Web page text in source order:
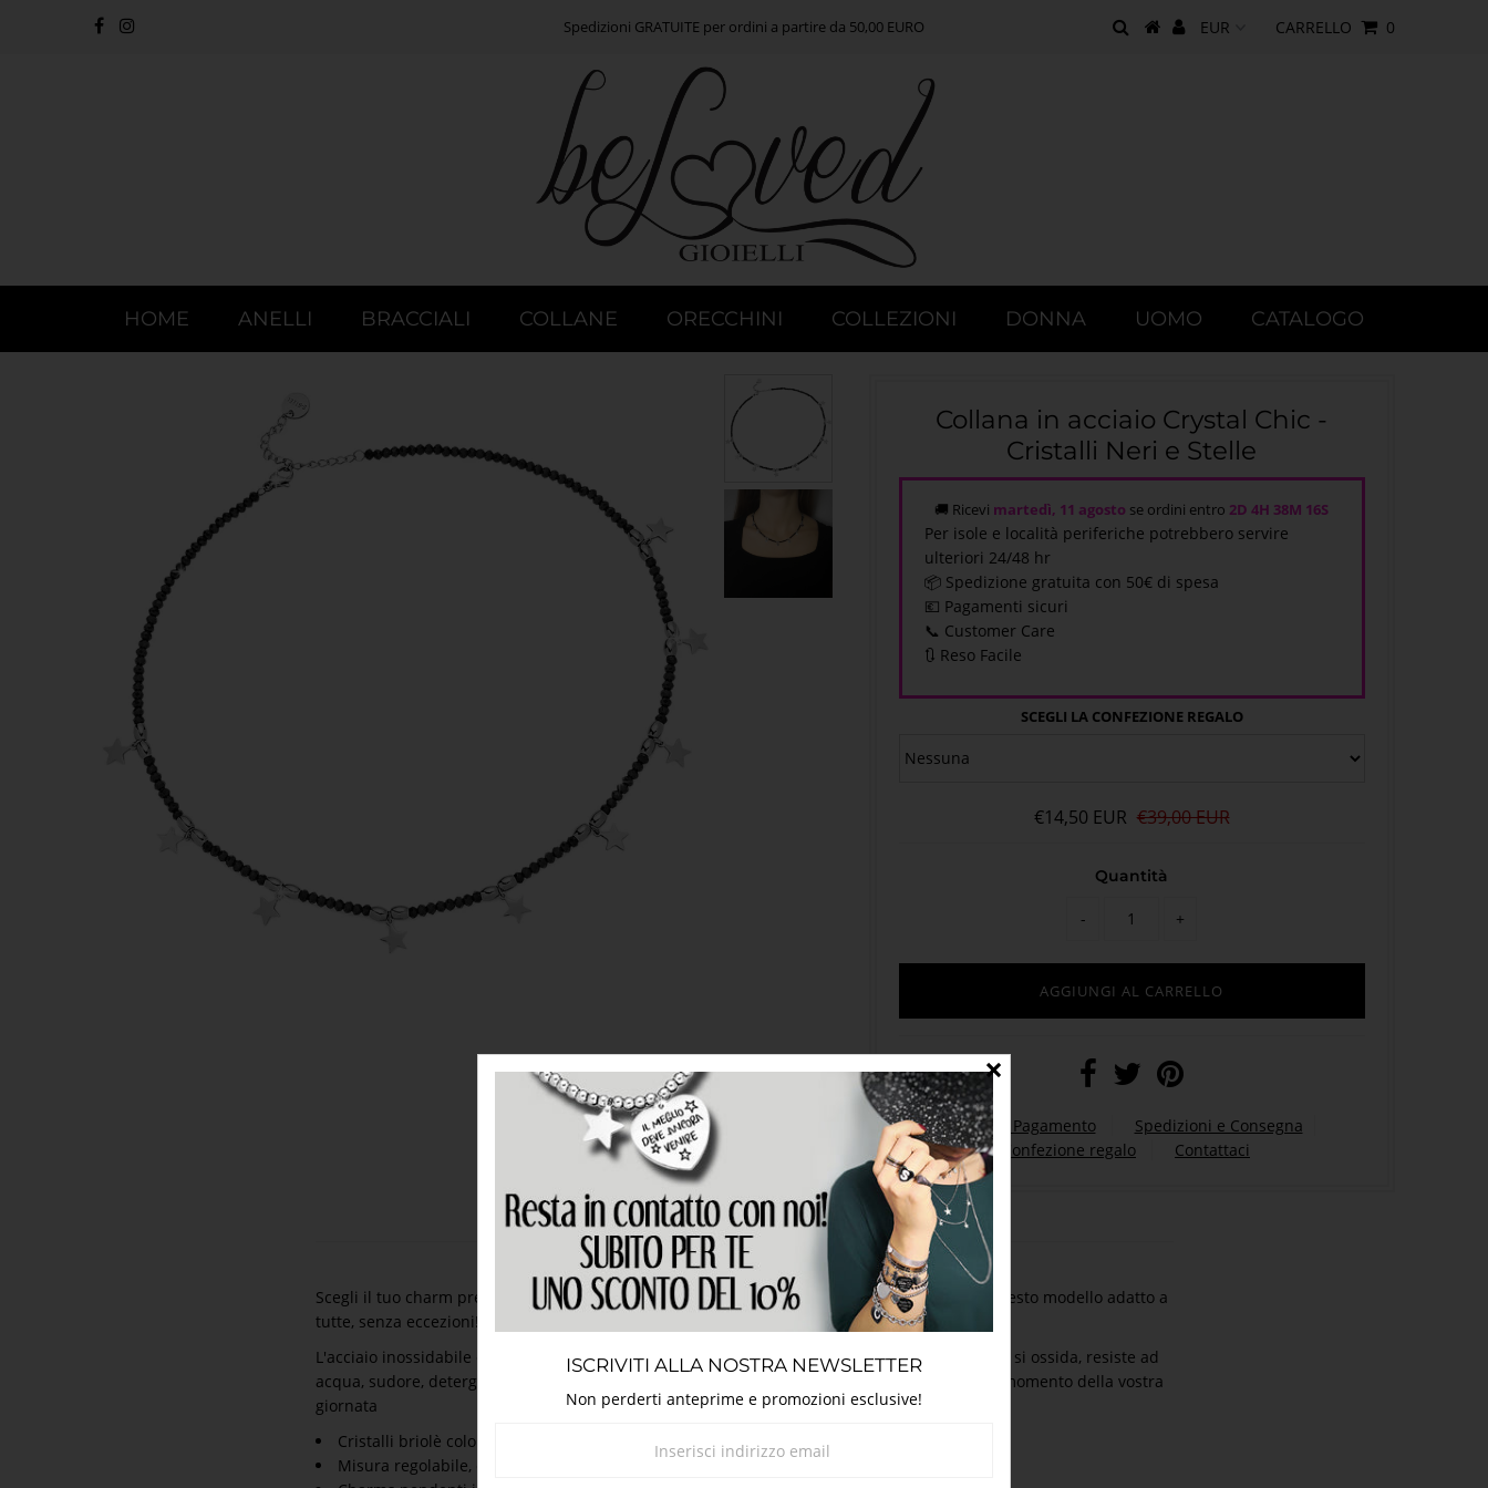
Spedizioni GRATUITE per ordini a partire da 50,00 EURO CARRELLO 0
HOME ANELLI BRACCIALI COLLANE ORECCHINI COLLEZIONI DONNA UOMO CATALOGO
Collana in acciaio Crystal Chic -
Cristalli Neri e Stelle
🚚 Ricevi martedì, 11 agosto se ordini entro 2D 4H 38M 16S
Per isole e località periferiche potrebbero servire
ulteriori 24/48 hr
📦 Spedizione gratuita con 50€ di spesa
💶 Pagamenti sicuri
📞 Customer Care
🔃 Reso Facile
SCEGLI LA CONFEZIONE REGALO
€14,50 EUR €39,00 EUR
Quantità
- +
Metodi di Pagamento
Spedizioni e Consegna
Confezione regalo
Contattaci
Dettagli
Scegli il tuo charm preferito o indossali tutti. La linea semplice, il design minimal rendono questo modello adatto a
tutte, senza eccezioni!
L'acciaio inossidabile è un materiale che mantiene il proprio colore inalterato nel tempo. Non si ossida, resiste ad
acqua, sudore, detergenti e profumo.Potrete indossare il vostro gioiello sempre, in qualsiasi momento della vostra
giornata
Cristalli briolè colorati
Misura regolabile, chiusura con moschettone
ISCRIVITI ALLA NOSTRA NEWSLETTER
Non perderti anteprime e promozioni esclusive!